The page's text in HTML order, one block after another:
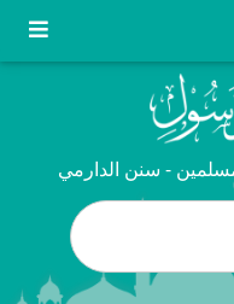
- سنن الدارمي